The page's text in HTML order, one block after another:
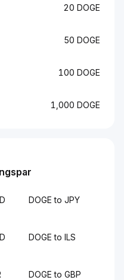
20 DOGE
50 DOGE
100 DOGE
1,000 DOGE
DOGE to JPY
DOGE to ILS
DOGE to GBP